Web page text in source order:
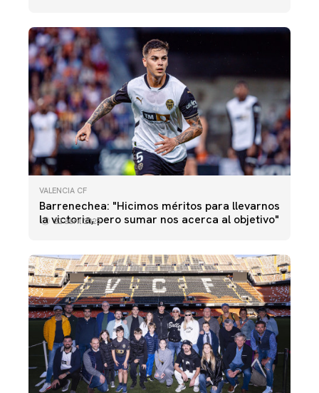
VALENCIA CF
Barrenechea: "Hicimos méritos para llevarnos
la victoria, pero sumar nos acerca al objetivo"
22 abril 2025